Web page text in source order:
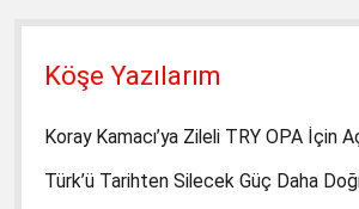
Köşe Yazılarım
Koray Kamacı’ya Zileli TRY OPA İçin
Türk’ü Tarihten Silecek Güç Daha